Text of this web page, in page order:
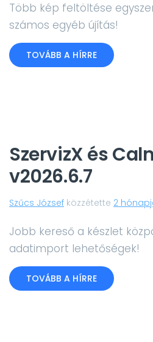
Több kép feltöltése
számos egyéb újítás!
TOVÁBB A HÍRRE
SzervizX és
v2026.6.7
Szűcs József közzétette 2
Jobb kereső a készlet
adatimport lehetőségek!
TOVÁBB A HÍRRE